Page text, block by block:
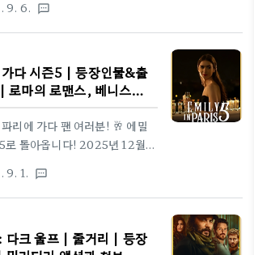
통해 현대 사회의 어두운 면을
음부터..
로 재해석한 이 시리즈는, 베테
열연과 날카로운 스토리로 큰
제가 최근 조사한 내용을 바탕
부터 주요 인물, 제목의 유래, 그
다양한 각도에서 풀어볼게요.
일까? – 기본 소개와 배경'매틀
시리즈에서 유래했어요. 원래
는 앤디 그리피스(Andy
매틀록(Ben Matlock)이라
왔죠. 벤은 조지아주에서 날카
을 해..
9. 6. textsms
다 시즌5 | 등장인물&출
로마의 로맨스, 베니스의
리에 가다 팬 여러분! 🥂 에밀
로 돌아옵니다! 2025년 12월
스의 운하까지 정복하는 에밀리
정이에요. 크리스마스 직전에
, 드라마를 몰아보기 할 준비
을 재미있고 알차게 정리했어요.
9. 1. textsms
다크 울프 | 줄거리 | 등장